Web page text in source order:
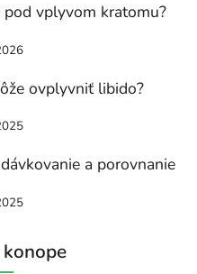
vplyvom kratomu?
ovplyvniť libido?
a porovnanie